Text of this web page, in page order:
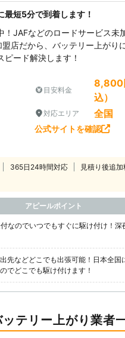
最短5分で到着します！
！JAFなどのロードサービス未
店だから、バッテリー上がり
ピード解決します！
目安料金
8,800
込）
対応エリア 全国
公式サイトを確認
365日24時間対応 見積り後追加
アピールポイント
なのでいつでもすぐに駆け付け！深
先などどこでも出張可能！日本全国
でどこでも駆け付けます！
テリー上がり業者